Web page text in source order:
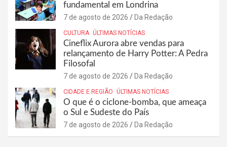
fundamental em Londrina
7 de agosto de 2026 Da Redação
CULTURA ÚLTIMAS NOTÍCIAS
Cineflix Aurora abre vendas para
relançamento de Harry Potter: A Pedra
Filosofal
7 de agosto de 2026 Da Redação
CIDADE E REGIÃO ÚLTIMAS NOTÍCIAS
O que é o ciclone-bomba, que ameaça
o Sul e Sudeste do País
7 de agosto de 2026 Da Redação